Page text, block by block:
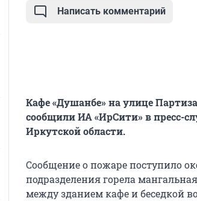
Написать комментарий
Кафе «Душанбе» на улице
сообщили ИА «ИрСити» в пресс-
Иркутской области.
Сообщение о пожаре поступило
подразделения горела
между зданием кафе и беседкой